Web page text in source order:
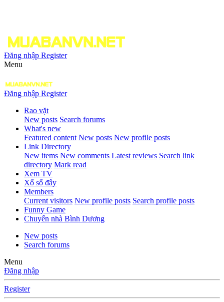
Đăng nhập Register
Menu
Đăng nhập Register
Rao vặt
New posts Search forums
What's new
Featured content New posts New profile posts
Link Directory
New items New comments Latest reviews Search link
directory Mark read
Xem TV
Xổ số đây
Members
Current visitors New profile posts Search profile posts
Funny Game
Chuyển nhà Bình Dương
New posts
Search forums
Menu
Đăng nhập
Register